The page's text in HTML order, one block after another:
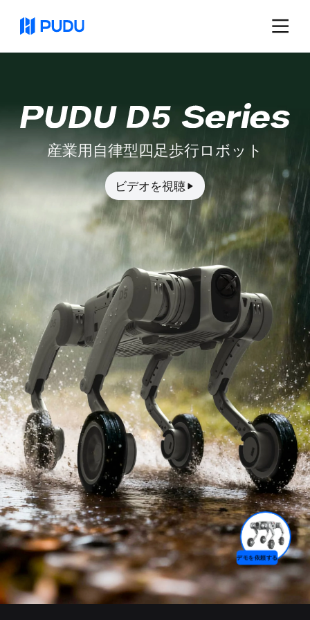
産業用自律型四足歩行ロボット
ビデオを視聴
デモを依頼する